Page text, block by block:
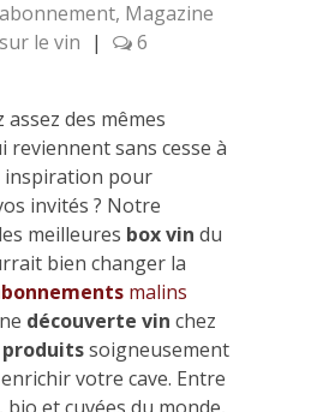
abonnement, Magazine
sur le vin | 6
assez des mêmes
reviennent sans cesse à
inspiration pour
invités ? Notre
meilleures box vin du
bien changer la
malins
découverte vin chez
produitssoigneusement
votre cave. Entre